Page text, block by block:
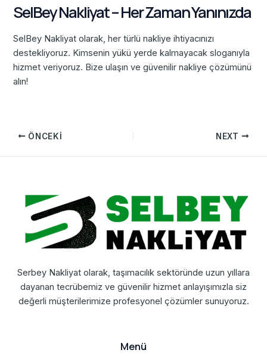
SelBey Nakliyat – Her Zaman Yanınızda
SelBey Nakliyat olarak, her türlü nakliye ihtiyacınızı
destekliyoruz. Kimsenin yükü yerde kalmayacak sloganıyla
hizmet veriyoruz. Bize ulaşın ve güvenilir nakliye çözümünü
alın!
ÖNCEKI NEXT
Serbey Nakliyat olarak, taşımacılık sektöründe uzun yıllara
dayanan tecrübemiz ve güvenilir hizmet anlayışımızla siz
değerli müşterilerimize profesyonel çözümler sunuyoruz.
Menü